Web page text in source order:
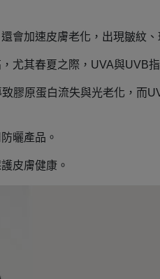
會加速皮膚老化，出現皺紋、
尤其春夏之際，UVA與UVB
膠原蛋白流失與光老化，而
曬產品。
皮膚健康。